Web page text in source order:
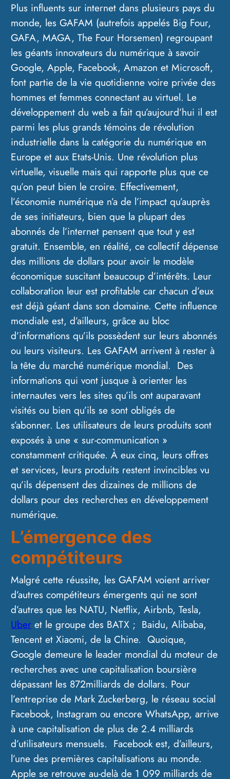
Plus influents sur internet dans plusieurs pays du
monde, les GAFAM (autrefois appelés Big Four,
GAFA, MAGA, The Four Horsemen) regroupant
les géants innovateurs du numérique à savoir
Google, Apple, Facebook, Amazon et Microsoft,
font partie de la vie quotidienne voire privée des
hommes et femmes connectant au virtuel. Le
développement du web a fait qu’aujourd’hui il est
parmi les plus grands témoins de révolution
industrielle dans la catégorie du numérique en
Europe et aux Etats-Unis. Une révolution plus
virtuelle, visuelle mais qui rapporte plus que ce
qu’on peut bien le croire. Effectivement,
l’économie numérique n’a de l’impact qu’auprès
de ses initiateurs, bien que la plupart des
abonnés de l’internet pensent que tout y est
gratuit. Ensemble, en réalité, ce collectif dépense
des millions de dollars pour avoir le modèle
économique suscitant beaucoup d’intérêts. Leur
collaboration leur est profitable car chacun d’eux
est déjà géant dans son domaine. Cette influence
mondiale est, d’ailleurs, grâce au bloc
d’informations qu’ils possèdent sur leurs abonnés
ou leurs visiteurs. Les GAFAM arrivent à rester à
la tête du marché numérique mondial. Des
informations qui vont jusque à orienter les
internautes vers les sites qu’ils ont auparavant
visités ou bien qu’ils se sont obligés de
s’abonner. Les utilisateurs de leurs produits sont
exposés à une « sur-communication »
constamment critiquée. À eux cinq, leurs offres
et services, leurs produits restent invincibles vu
qu’ils dépensent des dizaines de millions de
dollars pour des recherches en développement
numérique.
L’émergence des
compétiteurs
Malgré cette réussite, les GAFAM voient arriver
d’autres compétiteurs émergents qui ne sont
d’autres que les NATU, Netflix, Airbnb, Tesla,
Uber et le groupe des BATX ; Baidu, Alibaba,
Tencent et Xiaomi, de la Chine. Quoique,
Google demeure le leader mondial du moteur de
recherches avec une capitalisation boursière
dépassant les 872milliards de dollars. Pour
l’entreprise de Mark Zuckerberg, le réseau social
Facebook, Instagram ou encore WhatsApp, arrive
à une capitalisation de plus de 2.4 milliards
d’utilisateurs mensuels. Facebook est, d’ailleurs,
l’une des premières capitalisations au monde.
Apple se retrouve au-delà de 1 099 milliards de